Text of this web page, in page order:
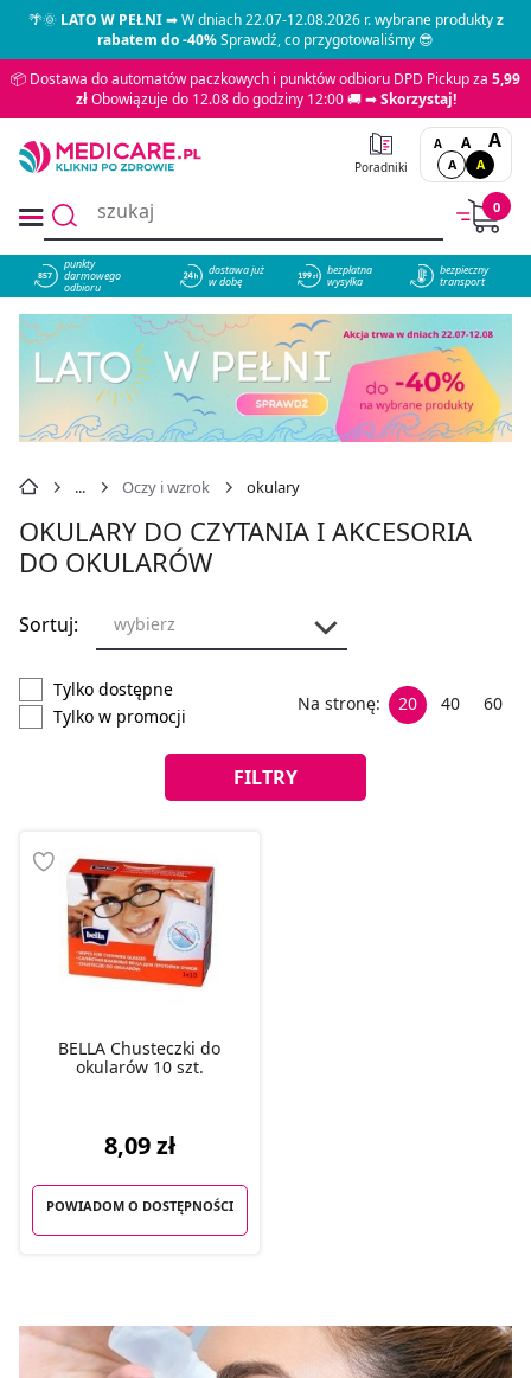
🌴🌞LATO W PEŁNI➡ W dniach 22.07-12.08.2026 r. wybrane produktyz
rabatem do -40%Sprawdź, co przygotowaliśmy 😎
📦 Dostawa do automatów paczkowych i punktów odbioru DPD Pickup za 5,99
złObowiązuje do 12.08 do godziny 12:00 🚚 ➡Skorzystaj!
Poradniki
A A A
A A
0
857
punkty
darmowego
odbioru
dostawa już
w dobę
bezpłatna
wysyłka
bezpieczny
transport
Oczy i wzrok okulary
OKULARY DO CZYTANIA I AKCESORIA
DO OKULARÓW
Sortuj: wybierz
Tylko dostępne
Tylko w promocji
Na stronę: 20 40 60
FILTRY
BELLA Chusteczki do
okularów 10 szt.
8,09 zł
POWIADOM O DOSTĘPNOŚCI